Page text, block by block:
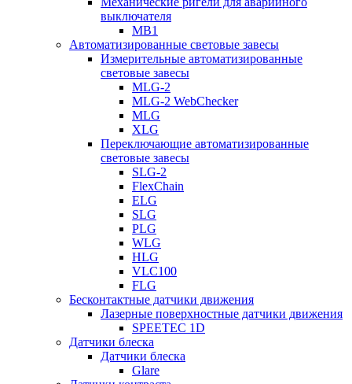
выключателя
MB1
Автоматизированные световые завесы
Измерительные автоматизированные
световые завесы
MLG-2
MLG-2 WebChecker
MLG
XLG
Переключающие автоматизированные
световые завесы
SLG-2
FlexChain
ELG
SLG
PLG
WLG
HLG
VLC100
FLG
Бесконтактные датчики движения
Лазерные поверхностные датчики движения
SPEETEC 1D
Датчики блеска
Датчики блеска
Glare